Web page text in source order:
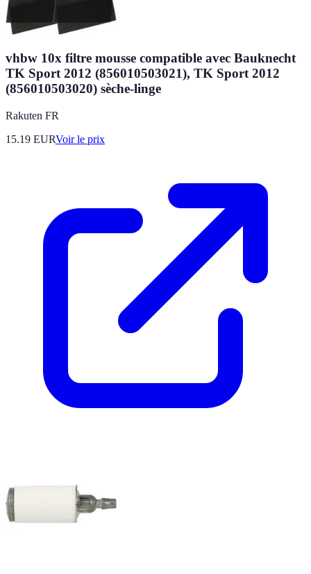
vhbw 10x filtre mousse compatible avec Bauknecht
TK Sport 2012 (856010503021), TK Sport 2012
(856010503020) sèche-linge
Rakuten FR
15.19 EURVoir le prix